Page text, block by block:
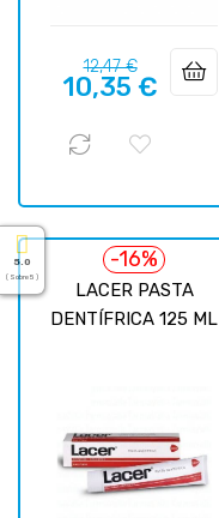
Precio
regular
12,47 €Precio
10,35 €
LACER PASTA
DENTÍFRICA 125 ML
-16%
5.0
( Sobre 5 )